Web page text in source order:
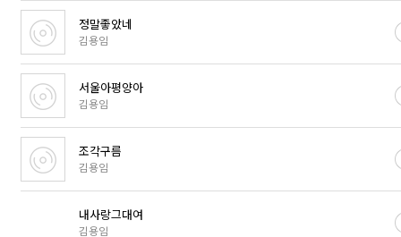
정말좋았네
김용임
서울아평양아
김용임
조각구름
김용임
내사랑그대여
김용임